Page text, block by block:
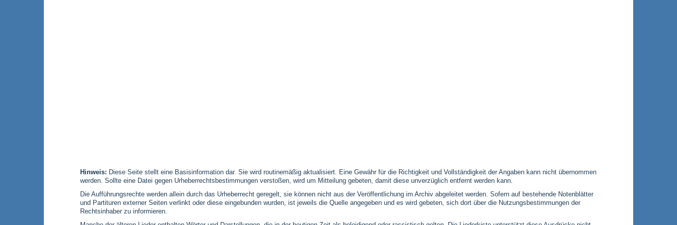
Hinweis: Diese Seite stellt eine Basisinformation dar. Sie wird routinemäßig aktualisiert. Eine Gewähr für die Richtigkeit und Vollständigkeit der Angaben kann nicht übernommen
werden. Sollte eine Datei gegen Urheberrechtsbestimmungen verstoßen, wird um Mitteilung gebeten, damit diese unverzüglich entfernt werden kann.
Die Aufführungsrechte werden allein durch das Urheberrecht geregelt, sie können nicht aus der Veröffentlichung im Archiv abgeleitet werden. Sofern auf bestehende Notenblätter
und Partituren externer Seiten verlinkt oder diese eingebunden wurden, ist jeweils die Quelle angegeben und es wird gebeten, sich dort über die Nutzungsbestimmungen der
Rechtsinhaber zu informieren.